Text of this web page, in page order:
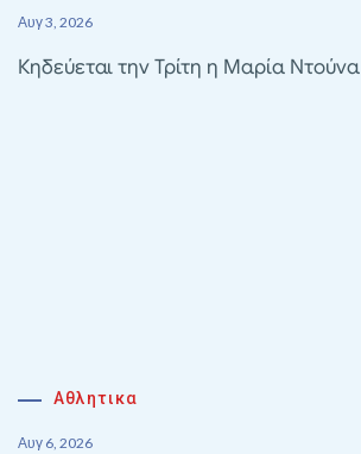
Αυγ 3, 2026
Κηδεύεται την Τρίτη η Μαρία Ντούνα
Αθλητικα
Αυγ 6, 2026